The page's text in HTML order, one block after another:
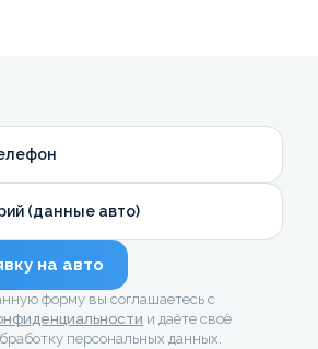
(данные авто)
на авто
форму вы соглашаетесь с
и даёте своё
персональных данных.